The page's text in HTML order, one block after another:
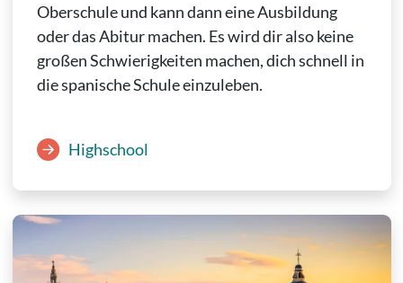
Oberschule und kann dann eine Ausbildung
oder das Abitur machen. Es wird dir also keine
großen Schwierigkeiten machen, dich schnell in
die spanische Schule einzuleben.
Highschool